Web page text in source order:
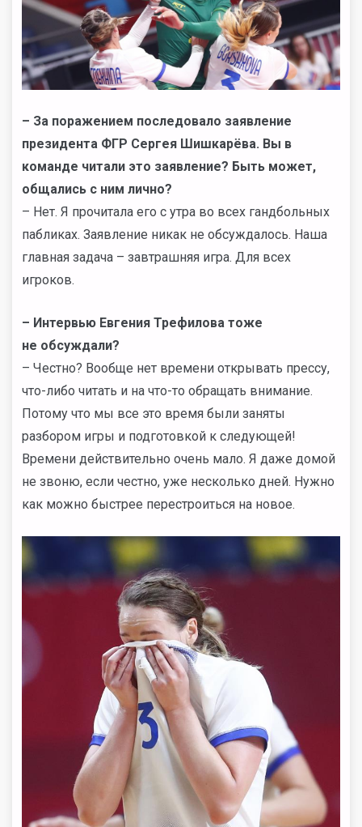
– За поражением последовало заявление
президента ФГР Сергея Шишкарёва. Вы в
команде читали это заявление? Быть может,
общались с ним лично?
– Нет. Я прочитала его с утра во всех гандбольных
пабликах. Заявление никак не обсуждалось. Наша
главная задача – завтрашняя игра. Для всех
игроков.
– Интервью Евгения Трефилова тоже
не обсуждали?
– Честно? Вообще нет времени открывать прессу,
что-либо читать и на что-то обращать внимание.
Потому что мы все это время были заняты
разбором игры и подготовкой к следующей!
Времени действительно очень мало. Я даже домой
не звоню, если честно, уже несколько дней. Нужно
как можно быстрее перестроиться на новое.